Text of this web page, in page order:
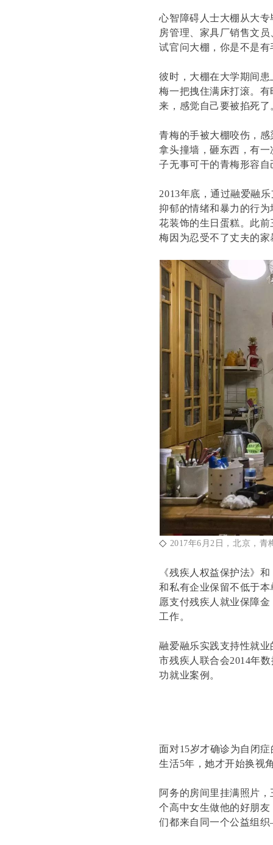
心智障碍人士大棚从大
房管理、家具厂销售文
试官问大棚，你是不是有
彼时，大棚在大学期间
梅一把拽住满床打滚。
来，感觉自己要被掐死
青梅的手被大棚咬伤，
拿头撞墙，砸东西，有
子无事可干的青梅形容
2013年底，通过融爱融
抑郁的情绪和暴力的行
花装饰的生日蛋糕。此
梅因为忍受不了丈夫的
◇ 2017年6月2日，北京，
《残疾人权益保护法》
和私有企业保留不低于
愿支付残疾人就业保障
工作。
融爱融乐实践支持性就
市残疾人联合会2014年
功就业案例。
面对15岁才确诊为自闭
生活5年，她才开始换视
阿务的房间里挂满照片
个高中女生做他的好朋
们都来自同一个公益组